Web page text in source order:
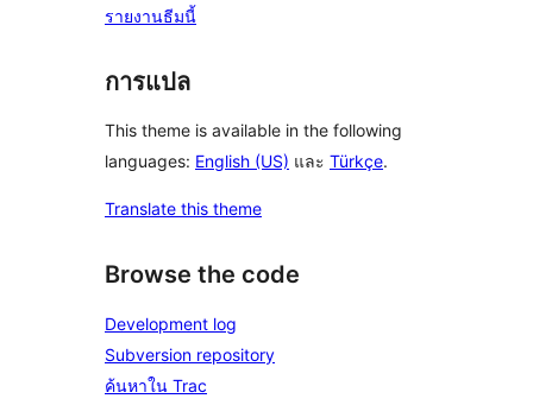
รายงานธีมนี้
การแปล
This theme is available in the following
languages: English (US) และ Türkçe.
Translate this theme
Browse the code
Development log
Subversion repository
ค้นหาใน Trac